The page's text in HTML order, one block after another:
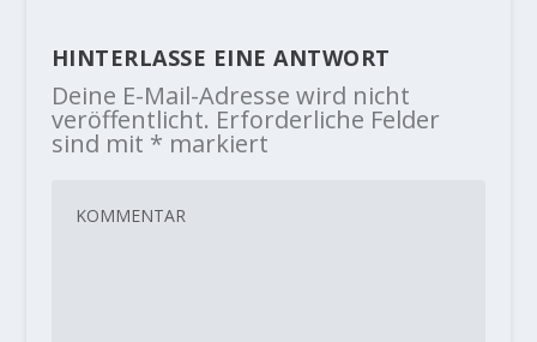
HINTERLASSE EINE ANTWORT
Deine E-Mail-Adresse wird nicht
veröffentlicht. Erforderliche Felder
sind mit * markiert